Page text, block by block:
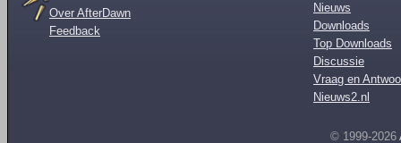
Over AfterDawn
Feedback
Nieuws
Downloads
Top Downloads
Discussie
Vraag en
Nieuws2.nl
© 1999-2026